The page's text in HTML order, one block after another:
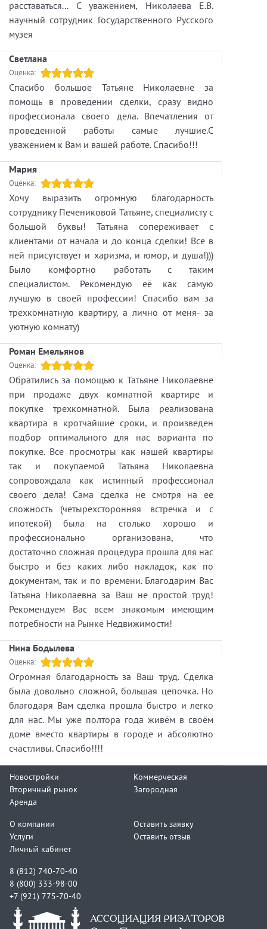
расставаться... С уважением, Николаева Е.В.
научный сотрудник Государственного Русского
музея
Светлана
Оценка:
Спасибо большое Татьяне Николаевне за
помощь в проведении сделки, сразу видно
профессионала своего дела. Впечатления от
проведенной работы самые лучшие.С
уважением к Вам и вашей работе. Спасибо!!!
Мария
Оценка:
Хочу выразить огромную благодарность
сотруднику Печениковой Татьяне, специалисту с
большой буквы! Татьяна сопереживает с
клиентами от начала и до конца сделки! Все в
ней присутствует и харизма, и юмор, и душа!)))
Было комфортно работать с таким
специалистом. Рекомендую её как самую
лучшую в своей профессии! Спасибо вам за
трехкомнатную квартиру, а лично от меня- за
уютную комнату)
Роман Емельянов
Оценка:
Обратились за помощью к Татьяне Николаевне
при продаже двух комнатной квартире и
покупке трехкомнатной. Была реализована
квартира в кротчайшие сроки, и произведен
подбор оптимального для нас варианта по
покупке. Все просмотры как нашей квартиры
так и покупаемой Татьяна Николаевна
сопровождала как истинный профессионал
своего дела! Сама сделка не смотря на ее
сложность (четырехсторонняя встречка и с
ипотекой) была на столько хорошо и
профессионально организована, что
достаточно сложная процедура прошла для нас
быстро и без каких либо накладок, как по
документам, так и по времени. Благодарим Вас
Татьяна Николаевна за Ваш не простой труд!
Рекомендуем Вас всем знакомым имеющим
потребности на Рынке Недвижимости!
Нина Бодылева
Оценка:
Огромная благодарность за Ваш труд. Сделка
была довольно сложной, большая цепочка. Но
благодаря Вам сделка прошла быстро и легко
для нас. Мы уже полтора года живём в своём
доме вместо квартиры в городе и абсолютно
счастливы. Спасибо!!!!
Новостройки
Вторичный рынок
Аренда
Коммерческая
Загородная
О компании
Услуги
Личный кабинет
Оставить заявку
Оставить отзыв
8 (812) 740-70-40
8 (800) 333-98-00
+7 (921) 775-70-40